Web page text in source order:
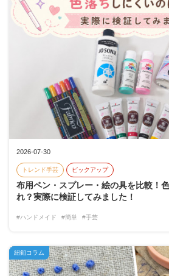
2026-07-30
トレンド手芸 ピックアップ
布用ペン・スプレー・絵の具を比較！
れ？実際に検証してみました！
#ハンドメイド #簡単 #手芸
紐釦コラム